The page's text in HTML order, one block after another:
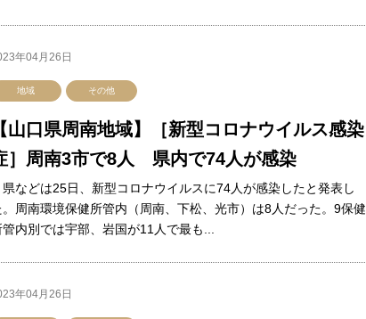
年04月26日
地域 その他
山口県周南地域】［新型コロナウイルス感染
］周南3市で8人 県内で74人が感染
などは25日、新型コロナウイルスに74人が感染したと発表し
。周南環境保健所管内（周南、下松、光市）は8人だった。9保健
内別では宇部、岩国が11人で最も...
年04月26日